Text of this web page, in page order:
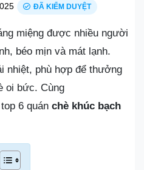
ĐÃ KIỂM DUYỆT
miệng được nhiều người
béo mịn và mát lạnh.
nhiệt, phù hợp để thưởng
oi bức. Cùng
6 quán chè khúc bạch